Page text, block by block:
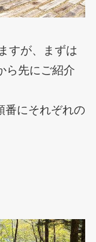
すが、まずは
ら先にご紹介
番にそれぞれの